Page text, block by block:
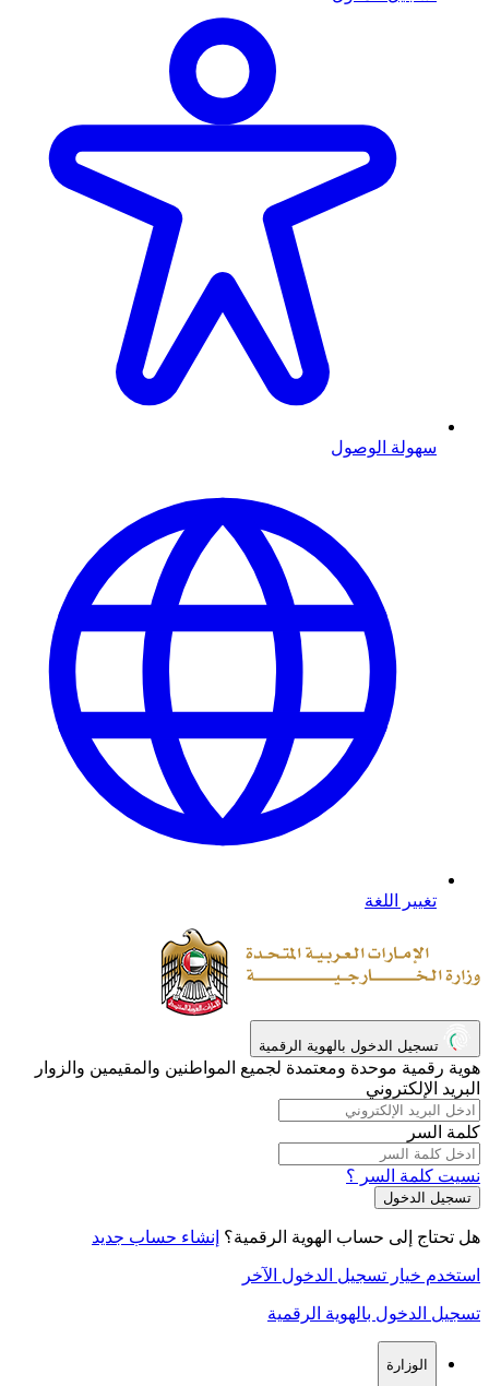
سهولة الوصول
تغيير اللغة
هوية رقمية موحدة ومعتمدة لجميع المواطنين والمقيمين والزوار
البريد الإلكتروني
كلمة السر
نسيت كلمة السر ؟
هل تحتاج إلى حساب الهوية الرقمية؟ إنشاء حساب جديد
استخدم خيار تسجيل الدخول الآخر
تسجيل الدخول بالهوية الرقمية
الوزارة